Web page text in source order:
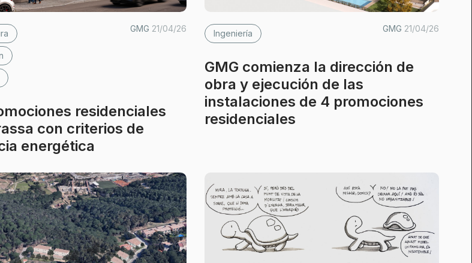
GMG 21/04/26
residenciales
con criterios de
energética
Ingeniería GMG 21/04/26
GMG comienza la dirección de
obra y ejecución de las
instalaciones de 4 promociones
residenciales